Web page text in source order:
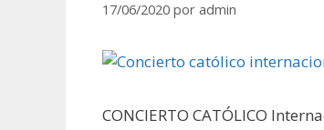
17/06/2020 por admin
CONCIERTO CATÓLICO